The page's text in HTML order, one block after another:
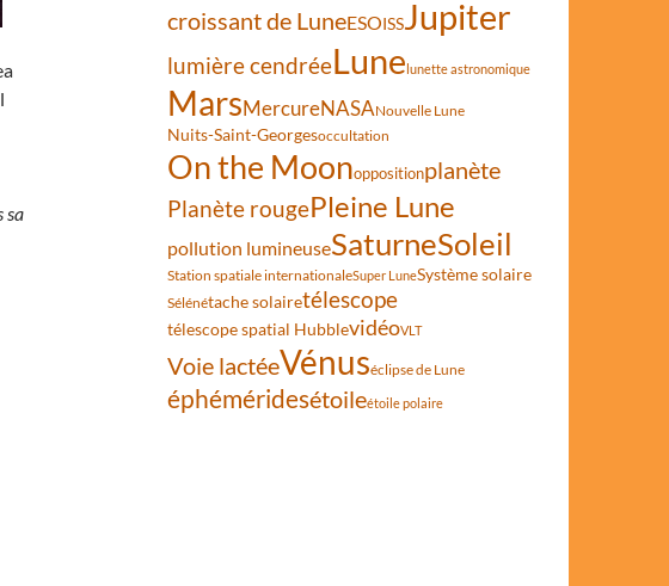
sa
zénith
croissant de LuneESOISSJupiter
lumière cendréeLunelunette astronomique
MarsMercureNASANouvelle Lune
Nuits-Saint-Georgesoccultation
On the Moonoppositionplanète
Planète rougePleine Lune
pollution lumineuseSaturneSoleil
Station spatiale internationaleSuper LuneSystème solaire
Sélénétache solairetélescope
télescope spatial HubblevidéoVLT
Voie lactéeVénuséclipse de Lune
éphéméridesétoileétoile polaire